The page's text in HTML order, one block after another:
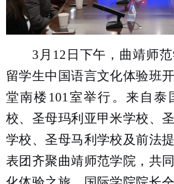
3月12日下午，曲靖师
留学生中国语言文化体验班
堂南楼101室举行。来自泰
校、圣母玛利亚甲米学校、
学校、圣母马利学校及前法
表团齐聚曲靖师范学院，共